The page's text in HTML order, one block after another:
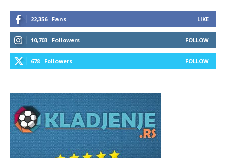
22,356 Fans LIKE
10,703 Followers FOLLOW
678 Followers FOLLOW